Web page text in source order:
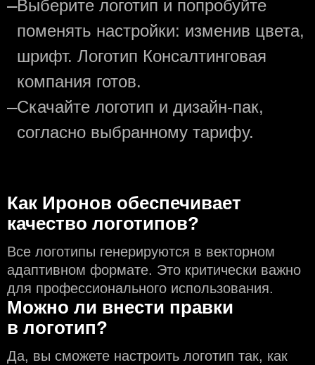
—Выберите логотип и попробуйте
поменять настройки: изменив цвета,
шрифт. Логотип Консалтинговая
компания готов.
—Скачайте логотип и дизайн-пак,
согласно выбранному тарифу.
Как Иронов обеспечивает
качество логотипов?
Все логотипы генерируются в векторном
адаптивном формате. Это критически важно
для профессионального использования.
Можно ли внести правки
в логотип?
Да, вы сможете настроить логотип так, как